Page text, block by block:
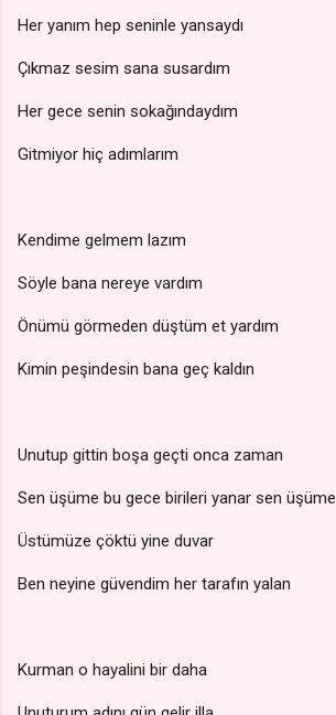
Her yanım hep seninle yansaydı
Çıkmaz sesim sana susardım
Her gece senin sokağındaydım
Gitmiyor hiç adımlarım
Kendime gelmem lazım
Söyle bana nereye vardım
Önümü görmeden düştüm et yardım
Kimin peşindesin bana geç kaldın
Unutup gittin boşa geçti onca zaman
Sen üşüme bu gece birileri yanar sen üşüme
Üstümüze çöktü yine duvar
Ben neyine güvendim her tarafın yalan
Kurman o hayalini bir daha